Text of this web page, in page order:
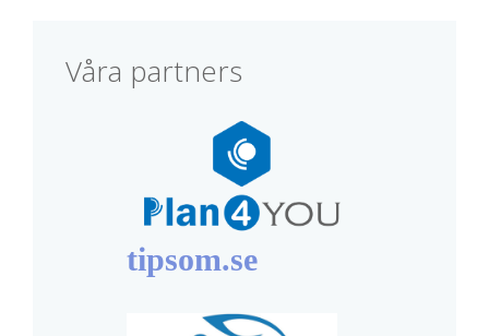
Våra partners
tipsom.se